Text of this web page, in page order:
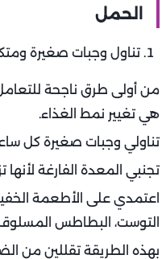
الحمل
تناول وجبات صغيرة
من أولى طرق ناجحة
هي تغيير نمط الغذاء.
تناولي وجبات صغيرة كل
تجنبي المعدة الفارغة
اعتمدي على الأطعمة
التوست، البطاطس
بهذه الطريقة تقللين من